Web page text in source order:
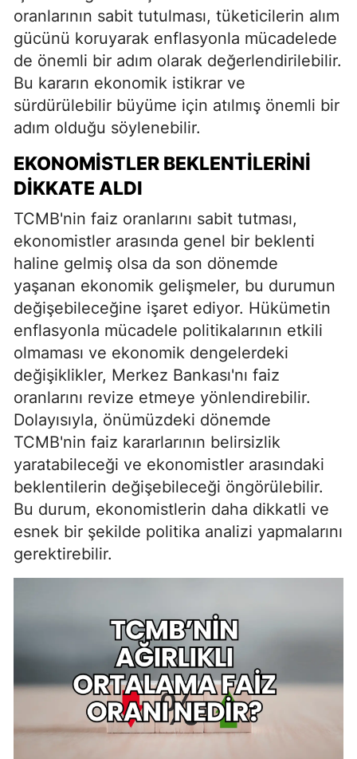
oranlarının sabit tutulması, tüketicilerin alım
gücünü koruyarak enflasyonla mücadelede
de önemli bir adım olarak değerlendirilebilir.
Bu kararın ekonomik istikrar ve
sürdürülebilir büyüme için atılmış önemli bir
adım olduğu söylenebilir.
EKONOMISTLER BEKLENTILERINI
DIKKATE ALDI
TCMB'nin faiz oranlarını sabit tutması,
ekonomistler arasında genel bir beklenti
haline gelmiş olsa da son dönemde
yaşanan ekonomik gelişmeler, bu durumun
değişebileceğine işaret ediyor. Hükümetin
enflasyonla mücadele politikalarının etkili
olmaması ve ekonomik dengelerdeki
değişiklikler, Merkez Bankası'nı faiz
oranlarını revize etmeye yönlendirebilir.
Dolayısıyla, önümüzdeki dönemde
TCMB'nin faiz kararlarının belirsizlik
yaratabileceği ve ekonomistler arasındaki
beklentilerin değişebileceği öngörülebilir.
Bu durum, ekonomistlerin daha dikkatli ve
esnek bir şekilde politika analizi yapmalarını
gerektirebilir.